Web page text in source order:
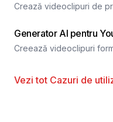
Crează videoclipuri de
Generator AI pentru
Creează videoclipuri
Vezi tot Cazuri de